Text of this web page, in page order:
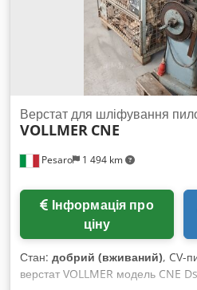
Pesaro 1 494 km
Верстат для шліфування
VOLLMER CNE
ціну
Стан: добрий (вживаний), CV-
верстат VOLLMER модель CNE